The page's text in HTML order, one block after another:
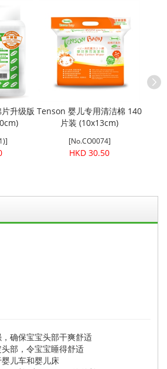
升级版 Tenson 婴儿专用清洁棉 140
片装 (10x13cm)
[No.CO0074]
HKD 30.50
确保宝宝头部干爽舒适
部，令宝宝睡得舒适
儿车和婴儿床